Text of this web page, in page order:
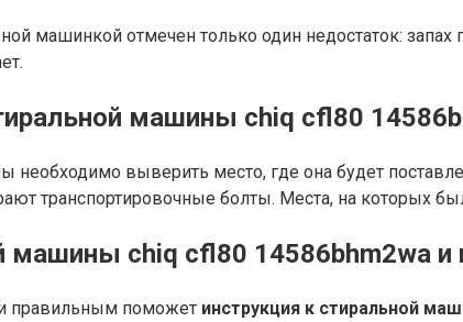
машинкой отмечен только один недостаток:
машины chiq cfl80
выверить место, где она будет
транспортировочные болты. Места, на которых
машины chiq cfl80 14586bhm2wa
правильным поможет инструкция к стиральной